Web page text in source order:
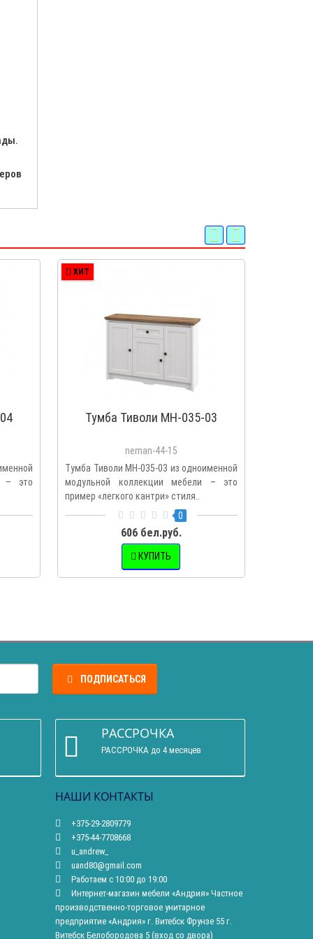
– это
ХИТ
Тумба Тиволи МН-035-03
neman-44-15
Тумба Тиволи МН-035-03 из одноименной
модульной коллекции мебели – это
пример «легкого кантри» стиля..
0
606 бел.руб.
КУПИТЬ
ПОДПИСАТЬСЯ
РАССРОЧКА
РАССРОЧКА до 4 месяцев
НАШИ КОНТАКТЫ
+375-29-2809779
+375-44-7708668
u_andrew_
uand80@gmail.com
Работаем с 10:00 до 19:00
Интернет-магазин мебели «Андрия» Частное
производственно-торговое унитарное
предприятие «Андрия» г. Витебск Фрунзе 55 г.
Витебск Белобородова 5 (вход со двора)